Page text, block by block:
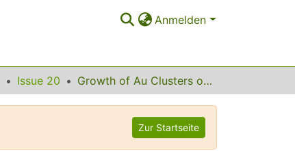
Anmelden
Issue 20 Growth of Au Clusters on Amorphous Al2O3: Evidence of Cluster Mobility above a Critical Size
Zur Startseite